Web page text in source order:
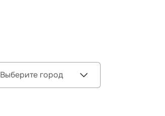
Выберите город